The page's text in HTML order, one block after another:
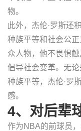
物。
此外，杰伦·罗斯还
种族平等和社会公
众人物，他不畏惧
倡导社会变革。无
种族平等，杰伦·罗
感。
4、对后辈
作为NBA的前球员